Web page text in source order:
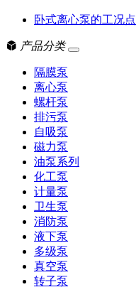
卧式离心泵的工况点
产品分类
隔膜泵
离心泵
螺杆泵
排污泵
自吸泵
磁力泵
油泵系列
化工泵
计量泵
卫生泵
消防泵
液下泵
多级泵
真空泵
转子泵